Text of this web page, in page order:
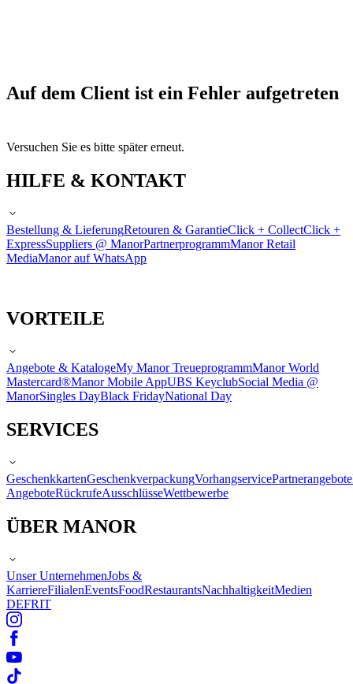
Auf dem Client ist ein Fehler aufgetreten
Versuchen Sie es bitte später erneut.
HILFE & KONTAKT
Bestellung & LieferungRetouren & GarantieClick + CollectClick +
ExpressSuppliers @ ManorPartnerprogrammManor Retail
MediaManor auf WhatsApp
VORTEILE
Angebote & KatalogeMy Manor TreueprogrammManor World
Mastercard®Manor Mobile AppUBS KeyclubSocial Media @
ManorSingles DayBlack FridayNational Day
SERVICES
GeschenkkartenGeschenkverpackungVorhangservicePartnerangebote
AngeboteRückrufeAusschlüsseWettbewerbe
ÜBER MANOR
Unser UnternehmenJobs &
KarriereFilialenEventsFoodRestaurantsNachhaltigkeitMedien
DEFRIT